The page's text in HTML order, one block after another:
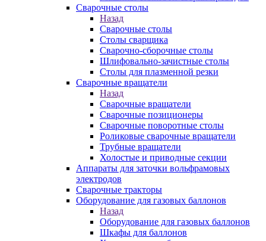
Сварочные столы
Назад
Сварочные столы
Столы сварщика
Сварочно-сборочные столы
Шлифовально-зачистные столы
Столы для плазменной резки
Сварочные вращатели
Назад
Сварочные вращатели
Сварочные позиционеры
Сварочные поворотные столы
Роликовые сварочные вращатели
Трубные вращатели
Холостые и приводные секции
Аппараты для заточки вольфрамовых
электродов
Сварочные тракторы
Оборудование для газовых баллонов
Назад
Оборудование для газовых баллонов
Шкафы для баллонов